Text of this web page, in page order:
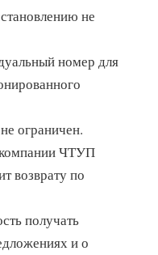
не
номер для
ограничен.
компании ЧТУП
возврату по
получать
и о